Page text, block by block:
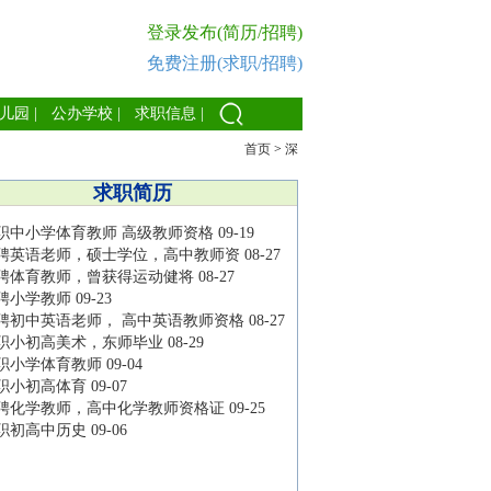
登录发布(简历/招聘)
免费注册(求职/招聘)
园 公办学校 求职信息
首页 > 深
求职简历
中小学体育教师 高级教师资格 09-19
英语老师，硕士学位，高中教师资 08-27
体育教师，曾获得运动健将 08-27
小学教师 09-23
初中英语老师， 高中英语教师资格 08-27
小初高美术，东师毕业 08-29
小学体育教师 09-04
小初高体育 09-07
化学教师，高中化学教师资格证 09-25
初高中历史 09-06